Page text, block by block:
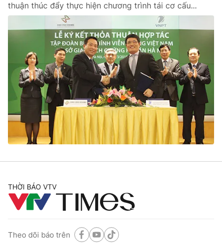
thuận thúc đẩy thực hiện chương trình tái cơ cấu...
THỜI BÁO VTV
Theo dõi báo trên